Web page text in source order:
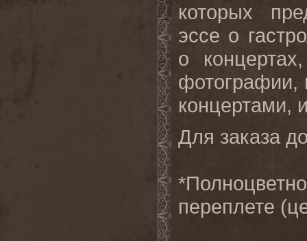
которых
эссе о
о
фотографии,
концертами,
Для заказа
переплете